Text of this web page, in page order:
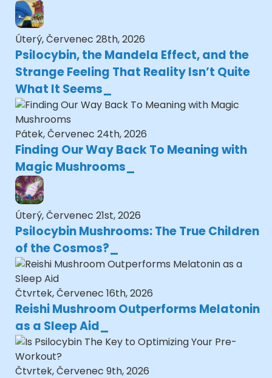
Úterý, Červenec 28th, 2026
Psilocybin, the Mandela Effect, and the
Strange Feeling That Reality Isn’t Quite
What It Seems
Pátek, Červenec 24th, 2026
Finding Our Way Back To Meaning with
Magic Mushrooms
Úterý, Červenec 21st, 2026
Psilocybin Mushrooms: The True Children
of the Cosmos?
Čtvrtek, Červenec 16th, 2026
Reishi Mushroom Outperforms Melatonin
as a Sleep Aid
Čtvrtek, Červenec 9th, 2026